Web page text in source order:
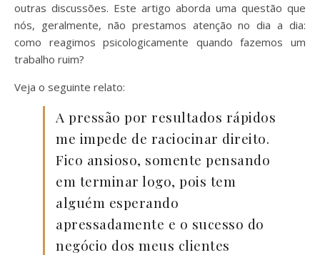
outras discussões. Este artigo aborda uma questão que
nós, geralmente, não prestamos atenção no dia a dia:
como reagimos psicologicamente quando fazemos um
trabalho ruim?
Veja o seguinte relato:
A pressão por resultados rápidos
me impede de raciocinar direito.
Fico ansioso, somente pensando
em terminar logo, pois tem
alguém esperando
apressadamente e o sucesso do
negócio dos meus clientes